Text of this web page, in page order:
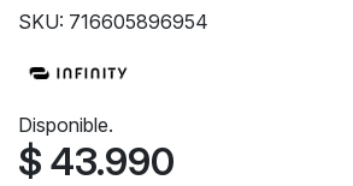
SKU: 716605896954
Disponible.
$ 43.990